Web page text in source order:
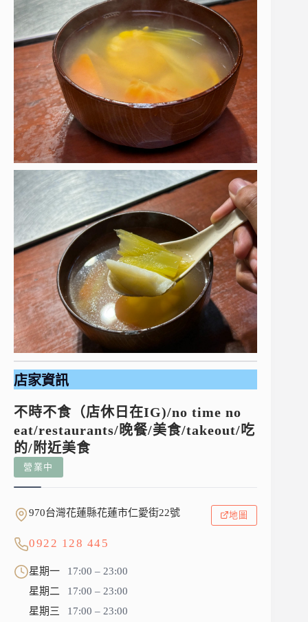
店家資訊
不時不食（店休日在IG)/no time no
eat/restaurants/晚餐/美食/takeout/吃
的/附近美食
營業中
970台灣花蓮縣花蓮市仁愛街22號 地圖
0922 128 445
星期一
17:00 – 23:00
星期二
17:00 – 23:00
星期三
17:00 – 23:00